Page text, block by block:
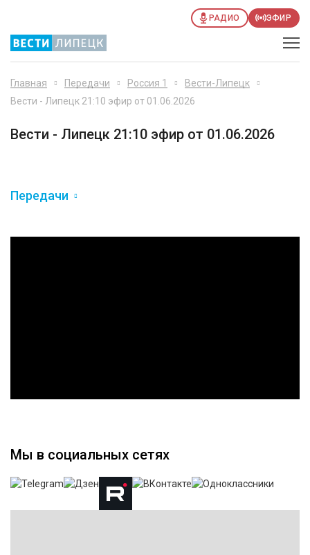
РАДИО ЭФИР
Главная Передачи Россия 1
Вести-Липецк
Вести - Липецк 21:10 эфир от 01.06.2026
Вести - Липецк 21:10 эфир от 01.06.2026
Передачи
Мы в социальных сетях